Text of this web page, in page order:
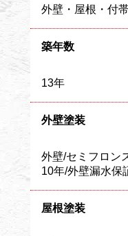
外壁・屋根・付
築年数
13年
外壁塗装
外壁/セミフロン
10年/外壁漏水保
屋根塗装